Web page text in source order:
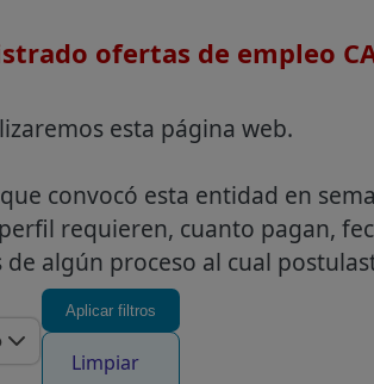
ofertas de empleo
esta página web.
convocó esta entidad en
requieren, cuanto pagan,
algún proceso al cual
Aplicar filtros
Limpiar